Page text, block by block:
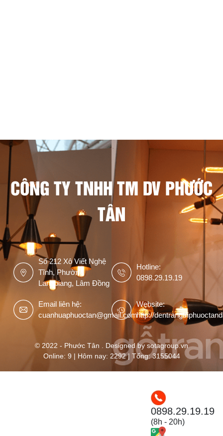
CÔNG TY TNHH TM DV PHƯỚC
TÂN
Số 212 Xô Viết Nghệ
Tĩnh, Phường
Langbiang, Lâm Đồng
Hotline:
0898.29.19.19
Email liên hệ:
cuanhuaphuoctan@gmail.com
Website:
http://
© 2022 - Phước Tân . Designed by sotagroup.vn
Online: 9 | Hôm nay: 2292 | Tổng: 3155044
0898.29.19.19
(8h - 20h)